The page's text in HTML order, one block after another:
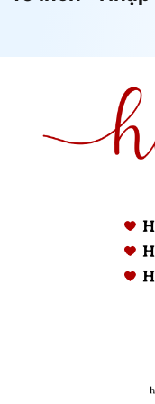
Các tiện ích
-
- Có
-
-
-
Bộ
để
116
-
-